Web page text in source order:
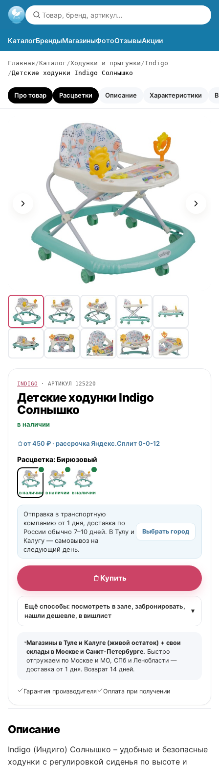
КаталогБрендыМагазиныФотоОтзывыАкции
Главная Каталог Ходунки и прыгунки
Indigo
Детские ходунки Indigo Солнышко
Про товар Расцветки Описание Характеристики
INDIGO · АРТИКУЛ 125220
Детские ходунки Indigo
Солнышко
в наличии
от 450 ₽ · рассрочка Яндекс.Сплит 0-0-12
Расцветка:Бирюзовый
в наличии в наличии в наличии
Отправка в транспортную
компанию от 1 дня, доставка по
России обычно 7–10 дней. В Тулу и
Калугу — самовывоз на
следующий день.
Выбрать город
Купить
Ещё способы: посмотреть в зале, забронировать,
нашли дешевле, в вишлист
▾
Магазины в Туле и Калуге (живой остаток) + свои
склады в Москве и Санкт-Петербурге. Быстро
отгружаем по Москве и МО, СПб и Ленобласти —
доставка от 1 дня. Возврат 14 дней.
Гарантия производителя Оплата при получении
Описание
Indigo (Индиго) Солнышко – удобные и безопасные
ходунки с регулировкой сиденья по высоте и